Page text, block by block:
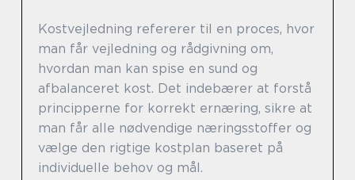
Kostvejledning refererer til en proces, hvor
man får vejledning og rådgivning om,
hvordan man kan spise en sund og
afbalanceret kost. Det indebærer at forstå
principperne for korrekt ernæring, sikre at
man får alle nødvendige næringsstoffer og
vælge den rigtige kostplan baseret på
individuelle behov og mål.